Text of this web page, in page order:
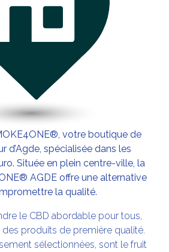
votre boutique de
spécialisée dans les
Située en plein centre-ville, la
AGDE offre une alternative
la qualité.
le CBD abordable pour tous,
produits de première qualité.
sélectionnées, sont le fruit